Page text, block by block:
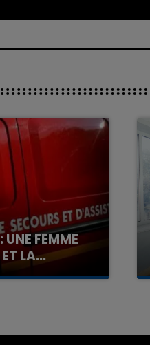
UNE FEMME
LA...
feu après avoir